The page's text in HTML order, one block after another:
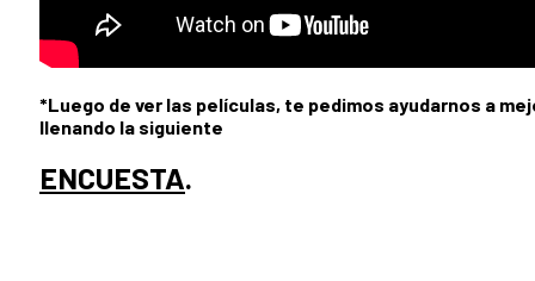
*Luego de ver las películas, te pedimos ayudarnos a
llenando la siguiente
ENCUESTA.